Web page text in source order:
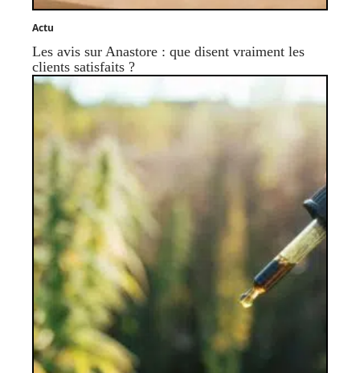
Actu
Les avis sur Anastore : que disent vraiment les
clients satisfaits ?